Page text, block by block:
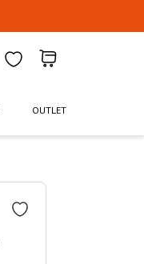
OUTLET